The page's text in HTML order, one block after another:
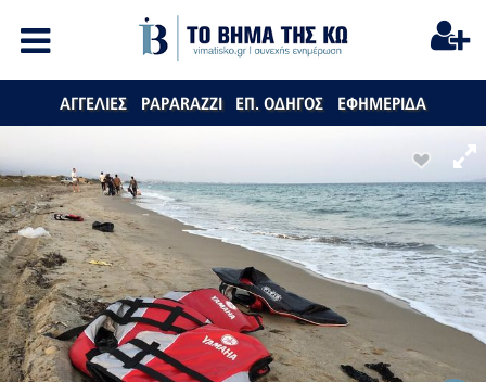
ΑΓΓΕΛΙΕΣ PAPARAZZI ΕΠ. ΟΔΗΓΟΣ ΕΦΗΜΕΡΙΔΑ